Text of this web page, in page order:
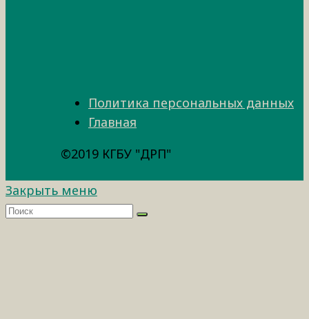
Политика персональных данных
Главная
©2019 КГБУ "ДРП"
Закрыть меню